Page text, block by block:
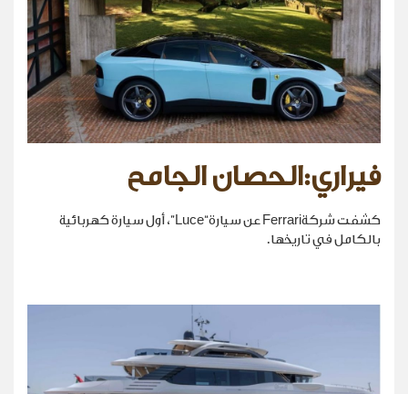
فيراري:الحصان الجامح
كشفت شركةFerrari عن سيارة“Luce”، أول سيارة كهربائية
بالكامل في تاريخها.